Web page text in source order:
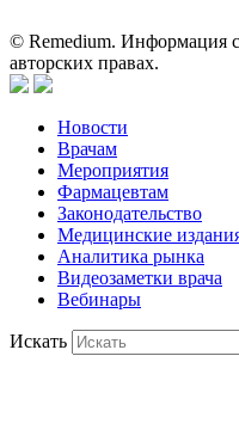
© Remedium. Информация
авторских правах.
Новости
Врачам
Мероприятия
Фармацевтам
Законодательство
Медицинские
Аналитика рынка
Видеозаметки врача
Вебинары
Искать